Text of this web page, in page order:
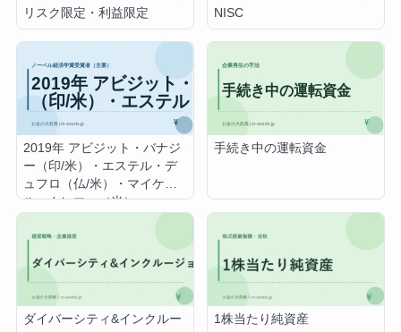
リスク限定・利益限定 NISC
2019年 アビジット・バナジ
ー（印/米）・エステル・デ
ュフロ（仏/米）・マイケ
ル・クレマー（米）
手続き中の運転資金
ダイバーシティ&インクルー
1株当たり純資産